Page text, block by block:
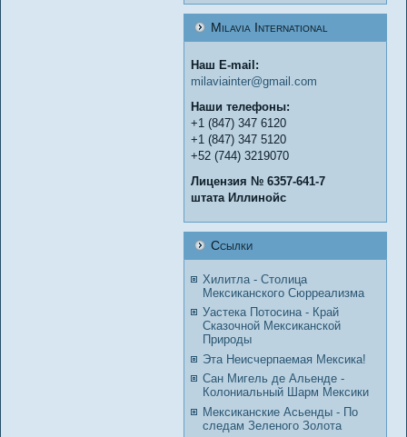
Milavia International
Наш E-mail:
milaviainter@gmail.com
Наши телефоны:
+1 (847) 347 6120
+1 (847) 347 5120
+52 (744) 3219070
Лицензия № 6357-641-7
штата Иллинойс
Ссылки
Хилитла - Столица
Мексиканского Сюрреализма
Уастека Потосина - Край
Сказочной Мексиканской
Природы
Эта Неисчерпаемая Мексика!
Сан Мигель де Альенде -
Колониальный Шарм Мексики
Мексиканские Асьенды - По
следам Зеленого Золота